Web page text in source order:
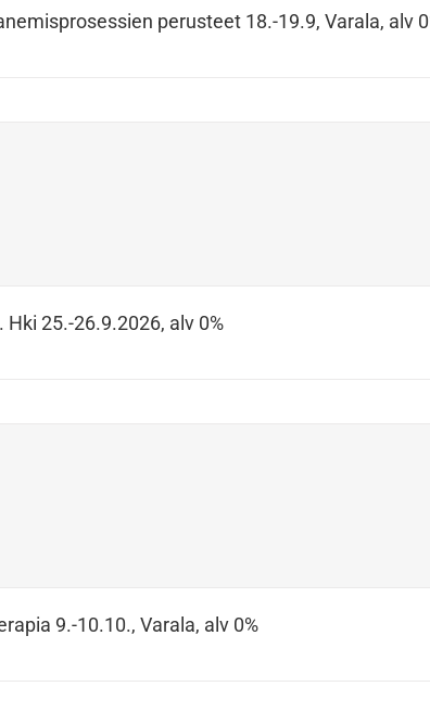
perusteet 18.-19.9, Varala, alv
25.-26.9.2026, alv 0%
9.-10.10., Varala, alv 0%